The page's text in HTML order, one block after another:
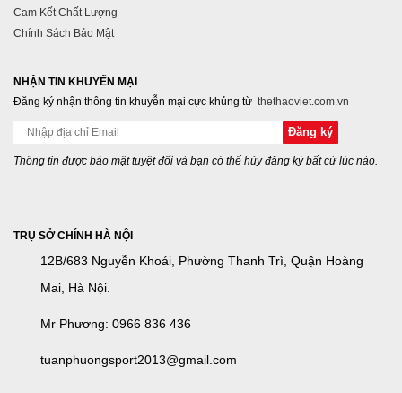
Cam Kết Chất Lượng
Chính Sách Bảo Mật
NHẬN TIN KHUYẾN MẠI
Đăng ký nhận thông tin khuyễn mại cực khủng từ thethaoviet.com.vn
Thông tin được bảo mật tuyệt đối và bạn có thể hủy đăng ký bất cứ lúc nào.
TRỤ SỞ CHÍNH HÀ NỘI
12B/683 Nguyễn Khoái, Phường Thanh Trì, Quận Hoàng
Mai, Hà Nội.
Mr Phương: 0966 836 436
tuanphuongsport2013@gmail.com